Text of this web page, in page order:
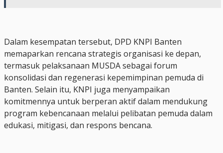
Dalam kesempatan tersebut, DPD KNPI Banten
memaparkan rencana strategis organisasi ke depan,
termasuk pelaksanaan MUSDA sebagai forum
konsolidasi dan regenerasi kepemimpinan pemuda di
Banten. Selain itu, KNPI juga menyampaikan
komitmennya untuk berperan aktif dalam mendukung
program kebencanaan melalui pelibatan pemuda dalam
edukasi, mitigasi, dan respons bencana.